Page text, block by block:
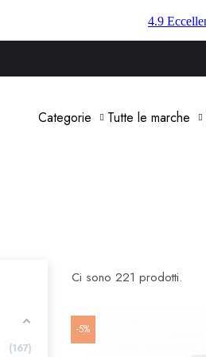
Categorie Tutte le marche
167
Ci sono 221 prodotti.
-5%